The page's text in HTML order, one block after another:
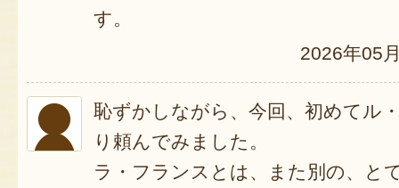
す。
2026年05
恥ずかしながら、今回、初めてル
り頼んでみました。
ラ・フランスとは、また別の、と